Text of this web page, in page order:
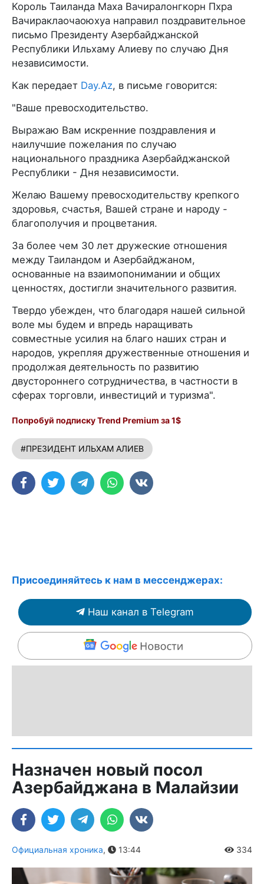
Король Таиланда Маха Вачиралонгкорн Пхра
Вачираклаочаоюхуа направил поздравительное
письмо Президенту Азербайджанской
Республики Ильхаму Алиеву по случаю Дня
независимости.
Как передает Day.Az, в письме говорится:
"Ваше превосходительство.
Выражаю Вам искренние поздравления и
наилучшие пожелания по случаю
национального праздника Азербайджанской
Республики - Дня независимости.
Желаю Вашему превосходительству крепкого
здоровья, счастья, Вашей стране и народу -
благополучия и процветания.
За более чем 30 лет дружеские отношения
между Таиландом и Азербайджаном,
основанные на взаимопонимании и общих
ценностях, достигли значительного развития.
Твердо убежден, что благодаря нашей сильной
воле мы будем и впредь наращивать
совместные усилия на благо наших стран и
народов, укрепляя дружественные отношения и
продолжая деятельность по развитию
двустороннего сотрудничества, в частности в
сферах торговли, инвестиций и туризма".
Попробуй подписку Trend Premium за 1$
#ПРЕЗИДЕНТ ИЛЬХАМ АЛИЕВ
Присоединяйтесь к нам в мессенджерах:
Наш канал в Telegram
Назначен новый посол
Азербайджана в Малайзии
Официальная хроника, 13:44 334